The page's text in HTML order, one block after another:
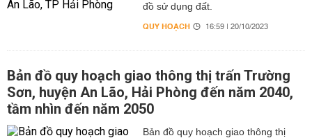
đồ sử dụng đất.
QUY HOẠCH 16:59 | 20/10/2023
Bản đồ quy hoạch giao thông thị trấn Trường
Sơn, huyện An Lão, Hải Phòng đến năm 2040,
tầm nhìn đến năm 2050
Bản đồ quy hoạch giao thông thị